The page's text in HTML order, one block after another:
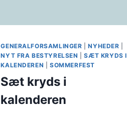
GENERALFORSAMLINGER |NYHEDER
NYT FRA BESTYRELSEN
|SÆT KRYDS I
KALENDEREN |SOMMERFEST
Sæt kryds i
kalenderen